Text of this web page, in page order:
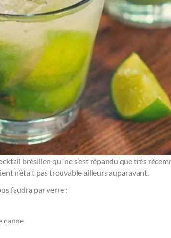
brésilien qui ne s’est répandu que très
n’était pas trouvable ailleurs auparavant.
faudra par verre :
canne